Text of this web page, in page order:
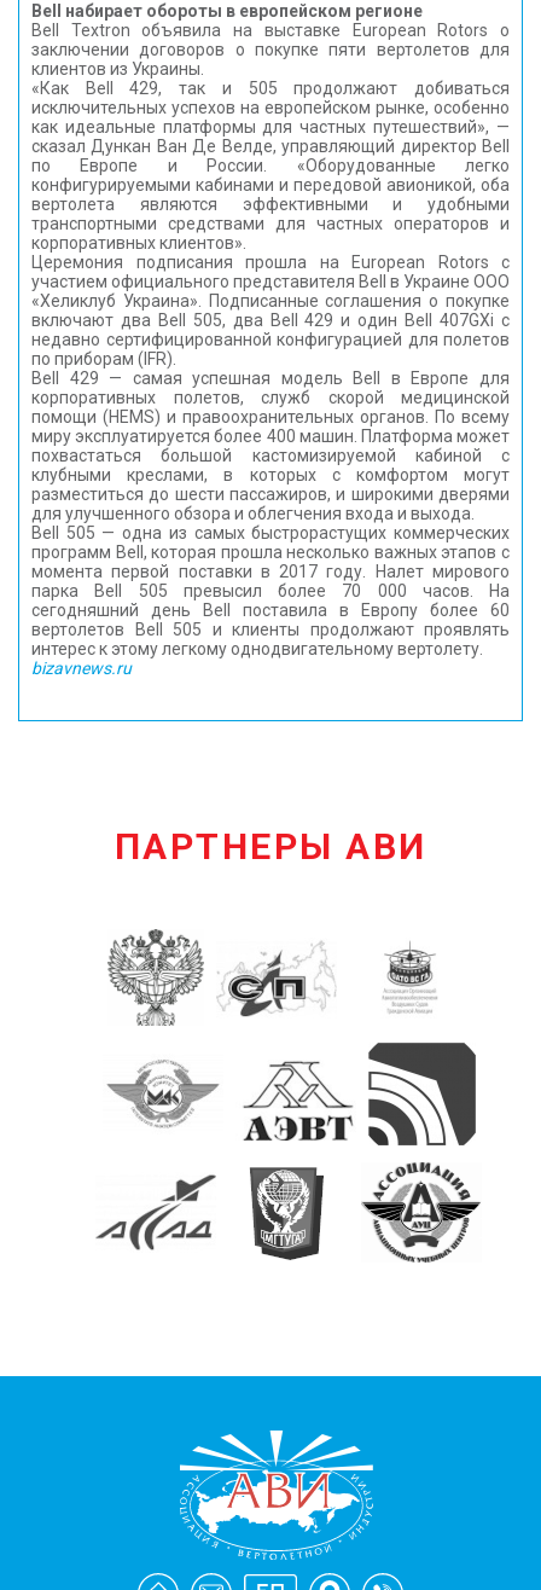
Bell набирает обороты в европейском регионе
Bell Textron объявила на выставке European Rotors о
заключении договоров о покупке пяти вертолетов для
клиентов из Украины.
«Как Bell 429, так и 505 продолжают добиваться
исключительных успехов на европейском рынке, особенно
как идеальные платформы для частных путешествий», —
сказал Дункан Ван Де Велде, управляющий директор Bell
по Европе и России. «Оборудованные легко
конфигурируемыми кабинами и передовой авионикой, оба
вертолета являются эффективными и удобными
транспортными средствами для частных операторов и
корпоративных клиентов».
Церемония подписания прошла на European Rotors с
участием официального представителя Bell в Украине ООО
«Хеликлуб Украина». Подписанные соглашения о покупке
включают два Bell 505, два Bell 429 и один Bell 407GXi с
недавно сертифицированной конфигурацией для полетов
по приборам (IFR).
Bell 429 — самая успешная модель Bell в Европе для
корпоративных полетов, служб скорой медицинской
помощи (HEMS) и правоохранительных органов. По всему
миру эксплуатируется более 400 машин. Платформа может
похвастаться большой кастомизируемой кабиной с
клубными креслами, в которых с комфортом могут
разместиться до шести пассажиров, и широкими дверями
для улучшенного обзора и облегчения входа и выхода.
Bell 505 — одна из самых быстрорастущих коммерческих
программ Bell, которая прошла несколько важных этапов с
момента первой поставки в 2017 году. Налет мирового
парка Bell 505 превысил более 70 000 часов. На
сегодняшний день Bell поставила в Европу более 60
вертолетов Bell 505 и клиенты продолжают проявлять
интерес к этому легкому однодвигательному вертолету.
bizavnews.ru
ПАРТНЕРЫ АВИ